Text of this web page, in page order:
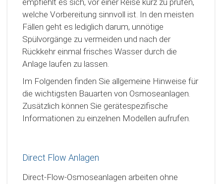
welche Vorbereitung sinnvoll ist. In den meisten
Fällen geht es lediglich darum, unnötige
Spülvorgänge zu vermeiden und nach der
Rückkehr einmal frisches Wasser durch die
Anlage laufen zu lassen.
Im Folgenden finden Sie allgemeine Hinweise für
die wichtigsten Bauarten von Osmoseanlagen.
Zusätzlich können Sie gerätespezifische
Informationen zu einzelnen Modellen aufrufen.
Direct Flow Anlagen
Direct-Flow-Osmoseanlagen arbeiten ohne